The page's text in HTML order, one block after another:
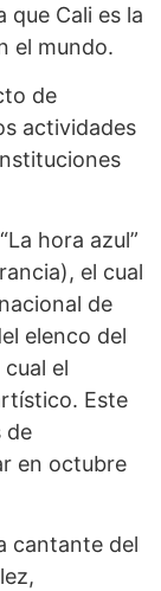
que Cali es la
el mundo.
de
actividades
hora azul”
el cual
de
elenco del
el
Este
de
en octubre
cantante del